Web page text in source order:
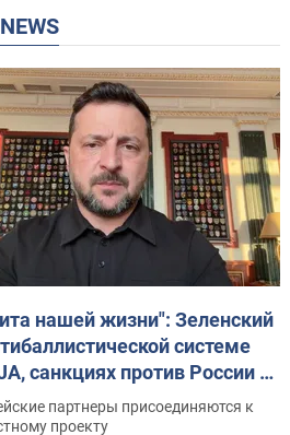
NEWS
нашей жизни": Зеленский
системе
санкциях против России и
аграриев. Видео
партнеры присоединяются к
проекту